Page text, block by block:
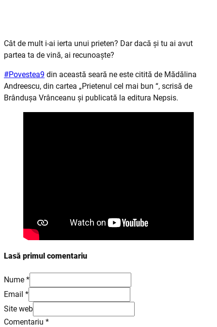
Cât de mult i-ai ierta unui prieten? Dar dacă și tu ai avut
partea ta de vină, ai recunoaște?
#Povestea9 din această seară ne este citită de Mădălina
Andreescu, din cartea „Prietenul cel mai bun “, scrisă de
Brândușa Vrânceanu și publicată la editura Nepsis.
Lasă primul comentariu
Nume *
Email *
Site web
Comentariu *